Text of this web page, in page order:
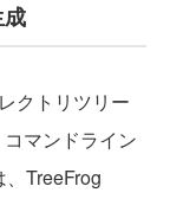
クトリツリー
マンドライン
TreeFrog